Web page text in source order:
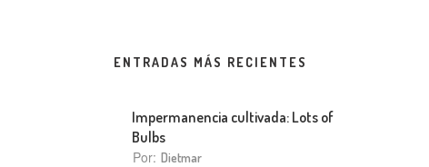
ENTRADAS MÁS RECIENTES
Impermanencia cultivada: Lots of
Bulbs
Por: Dietmar